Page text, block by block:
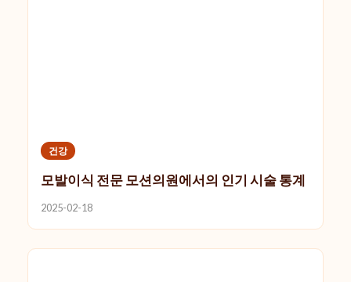
건강
모발이식 전문 모션의원에서의 인기 시술 통계
2025-02-18